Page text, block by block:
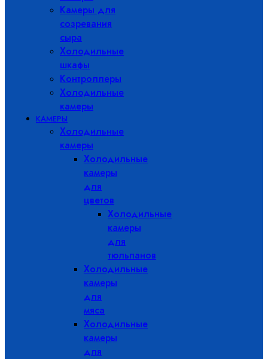
Камеры для
созревания
сыра
Холодильные
шкафы
Контроллеры
Холодильные
камеры
КАМЕРЫ
Холодильные
камеры
Холодильные
камеры
для
цветов
Холодильные
камеры
для
тюльпанов
Холодильные
камеры
для
мяса
Холодильные
камеры
для